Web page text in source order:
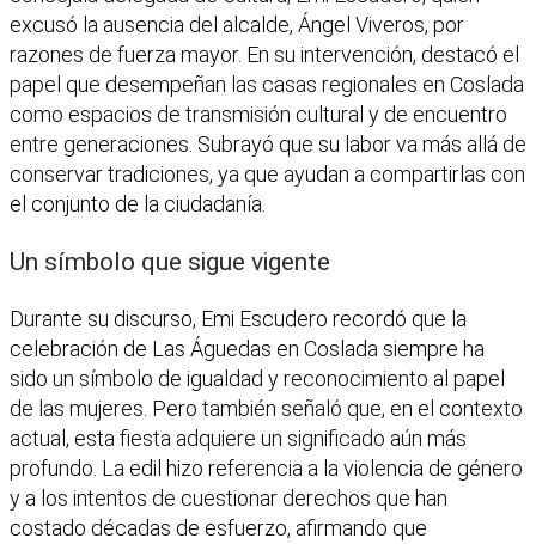
excusó la ausencia del alcalde, Ángel Viveros, por
razones de fuerza mayor. En su intervención, destacó el
papel que desempeñan las casas regionales en Coslada
como espacios de transmisión cultural y de encuentro
entre generaciones. Subrayó que su labor va más allá de
conservar tradiciones, ya que ayudan a compartirlas con
el conjunto de la ciudadanía.
Un símbolo que sigue vigente
Durante su discurso, Emi Escudero recordó que la
celebración de Las Águedas en Coslada siempre ha
sido un símbolo de igualdad y reconocimiento al papel
de las mujeres. Pero también señaló que, en el contexto
actual, esta fiesta adquiere un significado aún más
profundo. La edil hizo referencia a la violencia de género
y a los intentos de cuestionar derechos que han
costado décadas de esfuerzo, afirmando que